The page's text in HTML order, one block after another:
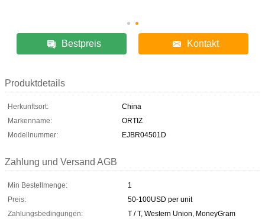
Bestpreis Kontakt
Produktdetails
Herkunftsort:
China
Markenname:
ORTIZ
Modellnummer:
EJBR04501D
Zahlung und Versand AGB
Min Bestellmenge:
1
Preis:
50-100USD per unit
Zahlungsbedingungen:
T / T, Western Union, MoneyGram